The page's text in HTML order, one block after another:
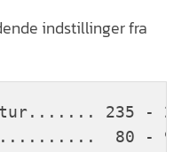
indstillinger fra
235 -
80 - 90